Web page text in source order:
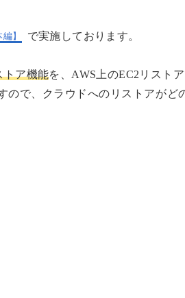
編】 で実施しております。
トア機能を、AWS上のEC2リスト
ので、クラウドへのリストアがど